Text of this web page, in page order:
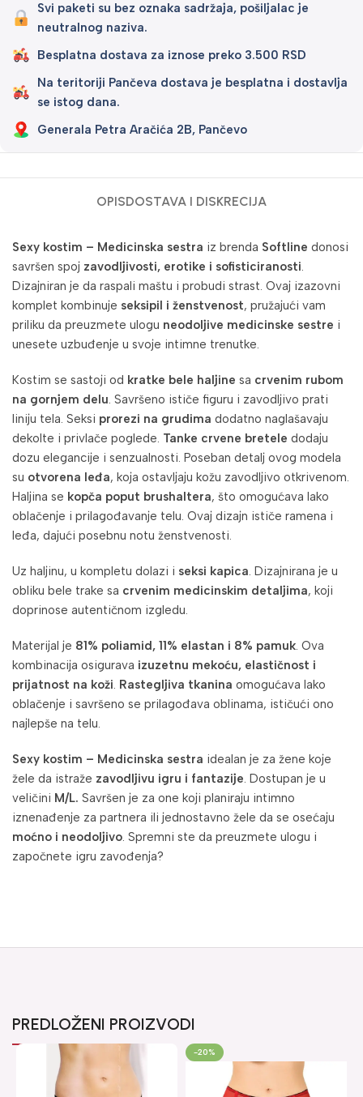
Svi paketi su bez oznaka sadržaja, pošiljalac je
neutralnog naziva.
Besplatna dostava za iznose preko 3.500 RSD
Na teritoriji Pančeva dostava je besplatna i dostavlja
se istog dana.
Generala Petra Aračića 2B, Pančevo
OPISDOSTAVA I DISKRECIJA
Sexy kostim – Medicinska sestra iz brenda Softline donosi
savršen spoj zavodljivosti, erotike i sofisticiranosti.
Dizajniran je da raspali maštu i probudi strast. Ovaj izazovni
komplet kombinuje seksipil i ženstvenost, pružajući vam
priliku da preuzmete ulogu neodoljive medicinske sestre i
unesete uzbuđenje u svoje intimne trenutke.
Kostim se sastoji od kratke bele haljine sa crvenim rubom
na gornjem delu. Savršeno ističe figuru i zavodljivo prati
liniju tela. Seksi prorezi na grudima dodatno naglašavaju
dekolte i privlače poglede. Tanke crvene bretele dodaju
dozu elegancije i senzualnosti. Poseban detalj ovog modela
su otvorena leđa, koja ostavljaju kožu zavodljivo otkrivenom.
Haljina se kopča poput brushaltera, što omogućava lako
oblačenje i prilagođavanje telu. Ovaj dizajn ističe ramena i
leđa, dajući posebnu notu ženstvenosti.
Uz haljinu, u kompletu dolazi i seksi kapica. Dizajnirana je u
obliku bele trake sa crvenim medicinskim detaljima, koji
doprinose autentičnom izgledu.
Materijal je 81% poliamid, 11% elastan i 8% pamuk. Ova
kombinacija osigurava izuzetnu mekoću, elastičnost i
prijatnost na koži. Rastegljiva tkanina omogućava lako
oblačenje i savršeno se prilagođava oblinama, ističući ono
najlepše na telu.
Sexy kostim – Medicinska sestra idealan je za žene koje
žele da istraže zavodljivu igru i fantazije. Dostupan je u
veličini M/L. Savršen je za one koji planiraju intimno
iznenađenje za partnera ili jednostavno žele da se osećaju
moćno i neodoljivo. Spremni ste da preuzmete ulogu i
započnete igru zavođenja?
PREDLOŽENI PROIZVODI
-20%